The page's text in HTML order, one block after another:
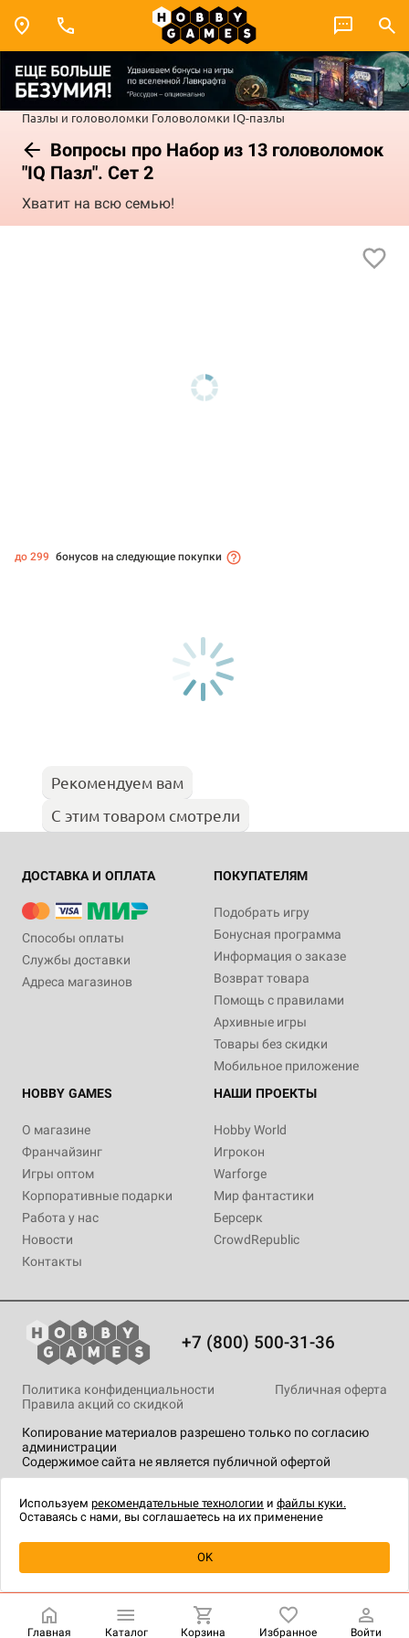
Пазлы и головоломки Головоломки IQ-пазлы
Вопросы про Набор из 13 головоломок
"IQ Пазл". Сет 2
Хватит на всю семью!
Уведомить о наличии
до 299 бонусов на следующие покупки
Рекомендуем вам
С этим товаром смотрели
ДОСТАВКА И ОПЛАТА
Способы оплаты
Службы доставки
Адреса магазинов
ПОКУПАТЕЛЯМ
Подобрать игру
Бонусная программа
Информация о заказе
Возврат товара
Помощь с правилами
Архивные игры
Товары без скидки
Мобильное приложение
HOBBY GAMES
О магазине
Франчайзинг
Игры оптом
Корпоративные подарки
Работа у нас
Новости
Контакты
НАШИ ПРОЕКТЫ
Hobby World
Игрокон
Warforge
Мир фантастики
Берсерк
CrowdRepublic
+7 (800) 500-31-36
Копирование материалов разрешено только по согласию
администрации
Содержимое сайта не является публичной офертой
Политика конфиденциальности
Публичная оферта
Правила акций со скидкой
технологии.
Главная Каталог Корзина Избранное Войти
Используем рекомендательные технологии и файлы куки.
Оставаясь с нами, вы соглашаетесь на их применение
OK